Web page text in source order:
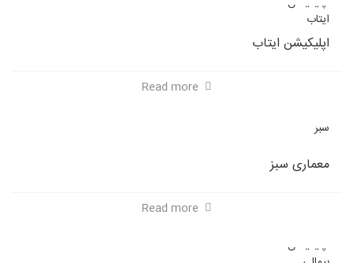
اپلیکیشن ایتاب
معماری سبز